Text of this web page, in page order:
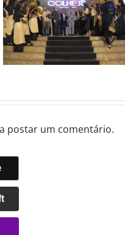
Casa da
abre
Global 2025
postar um comentário.